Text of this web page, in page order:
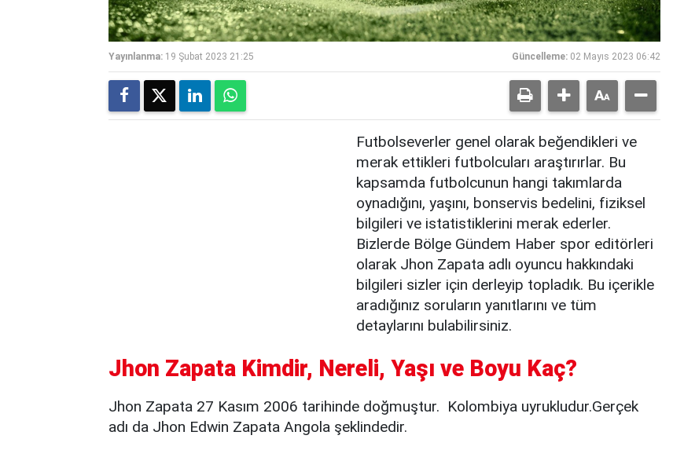
Yayınlanma: 19 Şubat 2023 21:25 Güncelleme: 02 Mayıs 2023 06:42
Futbolseverler genel olarak beğendikleri ve
merak ettikleri futbolcuları araştırırlar. Bu
kapsamda futbolcunun hangi takımlarda
oynadığını, yaşını, bonservis bedelini, fiziksel
bilgileri ve istatistiklerini merak ederler.
Bizlerde Bölge Gündem Haber spor editörleri
olarak Jhon Zapata adlı oyuncu hakkındaki
bilgileri sizler için derleyip topladık. Bu içerikle
aradığınız soruların yanıtlarını ve tüm
detaylarını bulabilirsiniz.
Jhon Zapata Kimdir, Nereli, Yaşı ve Boyu Kaç?
Jhon Zapata 27 Kasım 2006 tarihinde doğmuştur. Kolombiya uyrukludur.Gerçek
adı da Jhon Edwin Zapata Angola şeklindedir.